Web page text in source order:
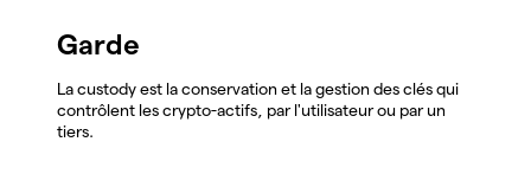
Garde
La custody est la conservation et la gestion des clés qui
contrôlent les crypto-actifs, par l'utilisateur ou par un
tiers.